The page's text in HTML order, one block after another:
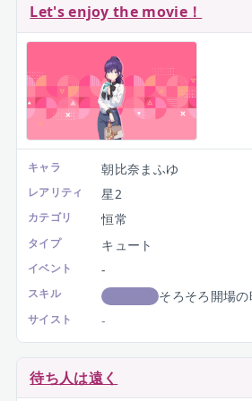
Let's enjoy the movie！
キャラ 朝比奈まふゆ
レアリティ 星2
カテゴリ 恒常
タイプ キュート
イベント -
スキル そろそろ開場の
サイスト -
待ち人は遠く